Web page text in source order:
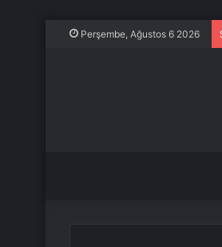
Perşembe, Ağustos 6 2026